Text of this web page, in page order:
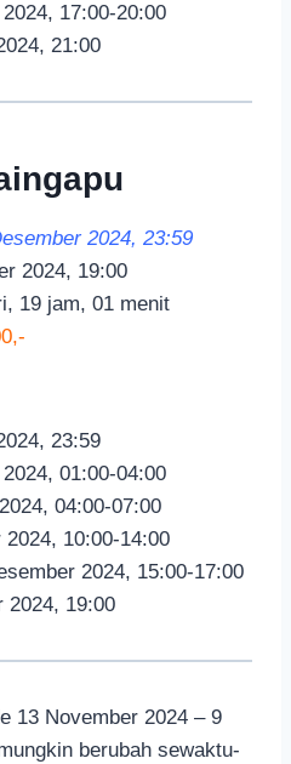
17:00-20:00
21:00
2024, 23:59
2024, 19:00
19 jam, 01 menit
23:59
01:00-04:00
04:00-07:00
10:00-14:00
2024, 15:00-17:00
2024, 19:00
13 November 2024 – 9
berubah sewaktu-